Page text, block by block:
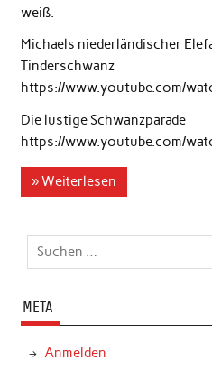
weiß.
Michaels niederländischer
Tinderschwanz
https://www.youtube.com/
Die lustige Schwanzparade
https://www.youtube.com/
» Weiterlesen
META
Anmelden